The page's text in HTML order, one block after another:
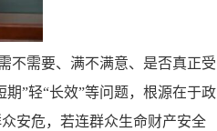
不需要、满不满意、是否真正受
期”轻“长效”等问题，根源在于政
安危，若连群众生命财产安全